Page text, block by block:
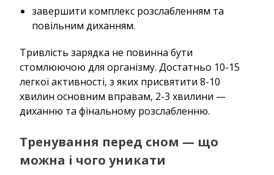
завершити комплекс розслабленням та
повільним диханням.
Тривлість зарядка не повинна бути
стомлюючою для організму. Достатньо 10-15
легкої активності, з яких присвятити 8-10
хвилин основним вправам, 2-3 хвилини —
диханню та фінальному розслабленню.
Тренування перед сном — що
можна і чого уникати